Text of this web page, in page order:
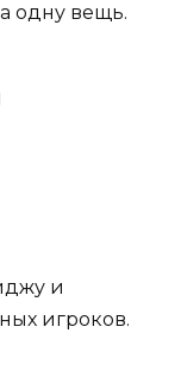
одну вещь.
и
игроков.